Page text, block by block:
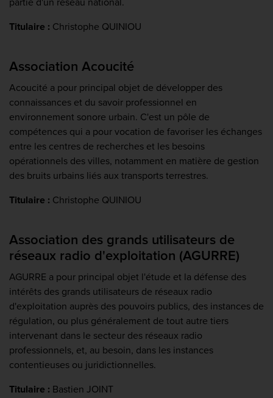
Titulaire : Christophe QUINIOU
Association Acoucité
Acoucité a pour principal objet de développer des
connaissances et du savoir professionnel en
environnement sonore urbain. C'est un pôle de
compétences qui a pour vocation de favoriser les échanges
entre les centres de recherches et les besoins
opérationnels des villes, notamment en matière de gestion
des bruits urbains liés aux transports terrestres.
Titulaire : Christophe QUINIOU
Association des grands utilisateurs de
réseaux radio d'exploitation (AGURRE)
AGURRE a pour principal objet l'étude et la défense des
intérêts des grands utilisateurs de réseaux radio
d'exploitation auprès des pouvoirs publics, des instances de
régulation, ou plus généralement de tout autre tiers
intervenant dans le secteur des réseaux radio
professionnels, et, au besoin, dans les instances
contentieuses ou juridictionnelles.
Titulaire : Bastien JOINT